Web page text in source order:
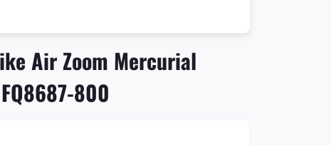
Air Zoom Mercurial
800